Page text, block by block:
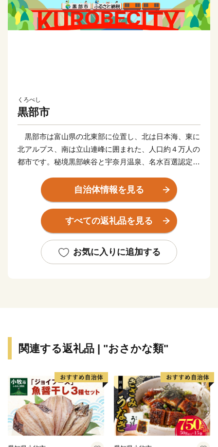
くろべし
黒部市
黒部市は富山県の北東部に位置し、北は日本海、東に
北アルプス、南は立山連峰に囲まれた、人口約４万人の
都市です。秘境黒部峡谷と宇奈月温泉、名水百選認定の
に至る類まれなる大自然の四季折々の姿を身近に感じる
ことができます。
2015年３月に北陸新幹線が金沢まで開通し、本市に
も黒部宇奈月温泉駅が設置されたことから、東京まで２
市を訪れていただいております。
ふるさと納税をきっかけに、黒部市の魅力に触れてい
自治体情報を見る
すべての返礼品を見る
お気に入りに追加する
関連する返礼品 | "おさかな類"